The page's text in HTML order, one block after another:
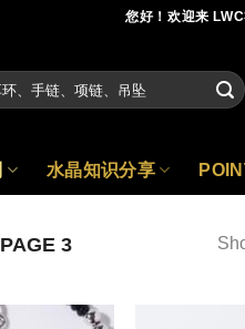
您好！欢迎来
水晶知识分享
PAGE 3